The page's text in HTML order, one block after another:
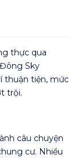
thực qua
Sky
thuận tiện, mức
trội.
câu chuyện
cư. Nhiều